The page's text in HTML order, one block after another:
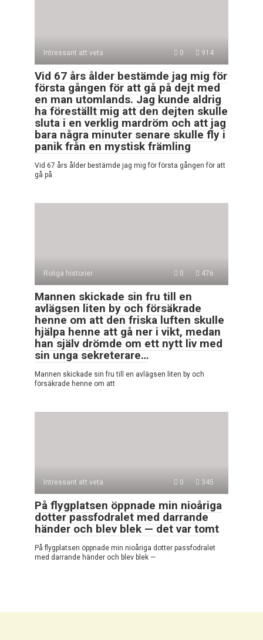
Intressant att veta 0 914
Vid 67 års ålder bestämde jag mig för
första gången för att gå på dejt med
en man utomlands. Jag kunde aldrig
ha föreställt mig att den dejten skulle
sluta i en verklig mardröm och att jag
bara några minuter senare skulle fly i
panik från en mystisk främling
Vid 67 års ålder bestämde jag mig för första gången för att
gå på
Roliga historier 0 476
Mannen skickade sin fru till en
avlägsen liten by och försäkrade
henne om att den friska luften skulle
hjälpa henne att gå ner i vikt, medan
han själv drömde om ett nytt liv med
sin unga sekreterare…
Mannen skickade sin fru till en avlägsen liten by och
försäkrade henne om att
Intressant att veta 0 345
På flygplatsen öppnade min nioåriga
dotter passfodralet med darrande
händer och blev blek — det var tomt
På flygplatsen öppnade min nioåriga dotter passfodralet
med darrande händer och blev blek —